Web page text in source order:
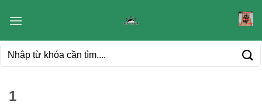
qua
dung
Tìm
1